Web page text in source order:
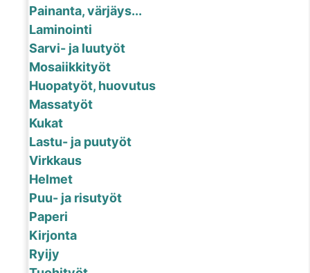
Painanta, värjäys...
Laminointi
Sarvi- ja luutyöt
Mosaiikkityöt
Huopatyöt, huovutus
Massatyöt
Kukat
Lastu- ja puutyöt
Virkkaus
Helmet
Puu- ja risutyöt
Paperi
Kirjonta
Ryijy